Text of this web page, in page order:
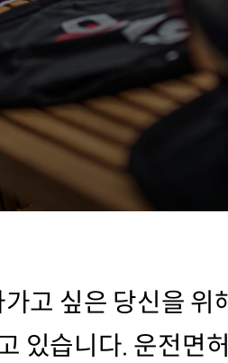
고 싶은 당신을 위
있습니다. 운전면